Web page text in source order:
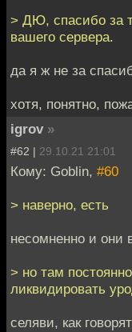
> ДЮ, спасибо за
вашего сервера.
да я ж не за
хотя, понятно,
igrov »
#62 | 29.10.21 21:01
Кому: Goblin, #60
> наверно, есть
несомненно и они
> но там
ликвидировать
селяви, как